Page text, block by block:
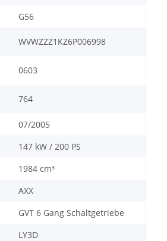
G56
WVWZZZ1KZ6P006998
0603
764
07/2005
147 kW / 200 PS
1984 cm³
AXX
GVT 6 Gang Schaltgetriebe
LY3D